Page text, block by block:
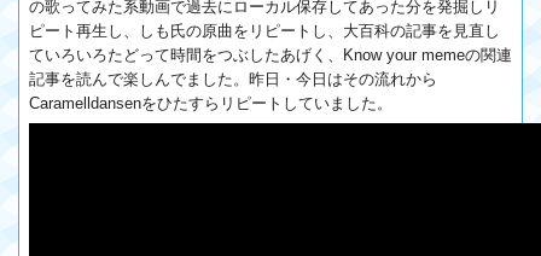
の歌ってみた系動画で過去にローカル保存してあった分を発掘しリ
ピート再生し、しも氏の原曲をリピートし、大百科の記事を見直し
ていろいろたどって時間をつぶしたあげく、Know your memeの関連
記事を読んで楽しんでました。昨日・今日はその流れから
Caramelldansenをひたすらリピートしていました。